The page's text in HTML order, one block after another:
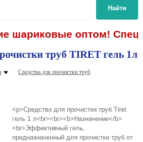
Найти
шариковые оптом!
труб TIRET гель 1л
Средства для прочистки труб
<p>Средство для прочистки труб Tiret
гель 1 л<br><br><b>Назначение</b>
<br>Эффективный гель,
предназначенный для прочистки труб от